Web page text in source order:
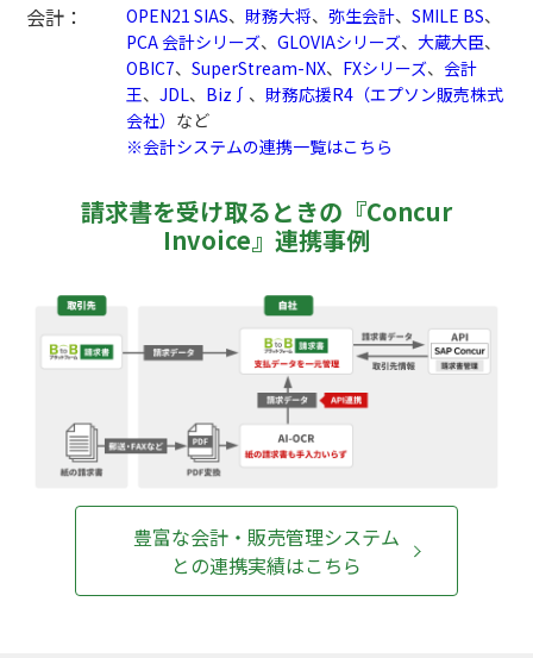
会計： OPEN21 SIAS、 財務大将、弥生会計、SMILE BS、
PCA 会計シリーズ、GLOVIAシリーズ、大蔵大臣、
OBIC7、SuperStream-NX、 FXシリーズ、会計
王、JDL、 Biz∫ 、 財務応援R4（エプソン販売株式
会社） など
※会計システムの連携一覧はこちら
請求書を受け取るときの『Concur
Invoice』連携事例
豊富な会計・販売管理システム
との連携実績はこちら